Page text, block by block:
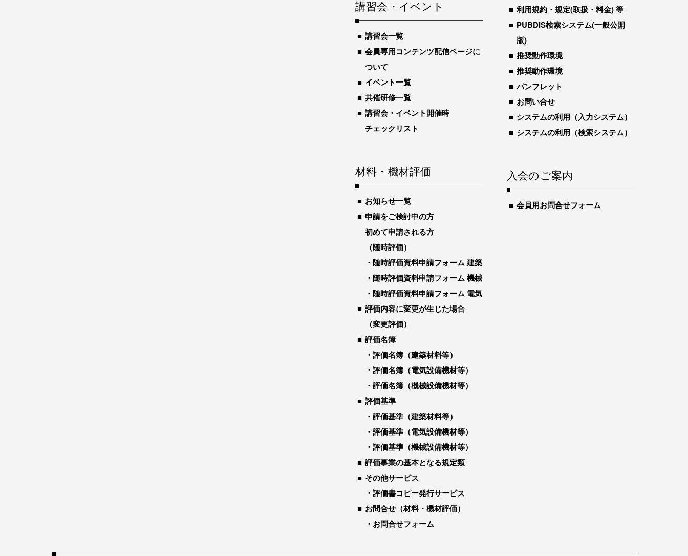
講習会・イベント
講習会一覧
会員専用コンテンツ配信ページに
ついて
イベント一覧
共催研修一覧
講習会・イベント開催時
チェックリスト
材料・機材評価
お知らせ一覧
申請をご検討中の方
初めて申請される方
（随時評価）
随時評価資料申請フォーム 建築
随時評価資料申請フォーム 機械
随時評価資料申請フォーム 電気
評価内容に変更が生じた場合
（変更評価）
評価名簿
評価名簿（建築材料等）
評価名簿（電気設備機材等）
評価名簿（機械設備機材等）
評価基準
評価基準（建築材料等）
評価基準（電気設備機材等）
評価基準（機械設備機材等）
評価事業の基本となる規定類
その他サービス
評価書コピー発行サービス
お問合せ（材料・機材評価）
お問合せフォーム
利用規約・規定(取扱・料金) 等
PUBDIS検索システム(一般公開
版)
推奨動作環境
推奨動作環境
パンフレット
お問い合せ
システムの利用（入力システム）
システムの利用（検索システム）
入会のご案内
会員用お問合せフォーム